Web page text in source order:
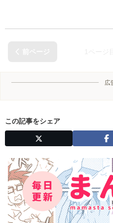
広
この記事をシェア